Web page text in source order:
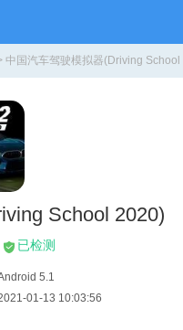
中国汽车驾驶模拟器(Driving
School 2020)
已检测
5.1
01-13 10:03:56